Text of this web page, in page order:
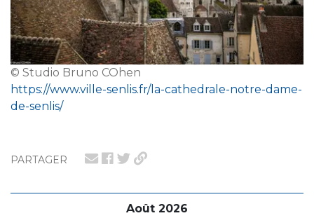
PARTAGER
Août 2026
© Studio Bruno COhen
https://www.ville-senlis.fr/la-cathedrale-notre-dame-
de-senlis/